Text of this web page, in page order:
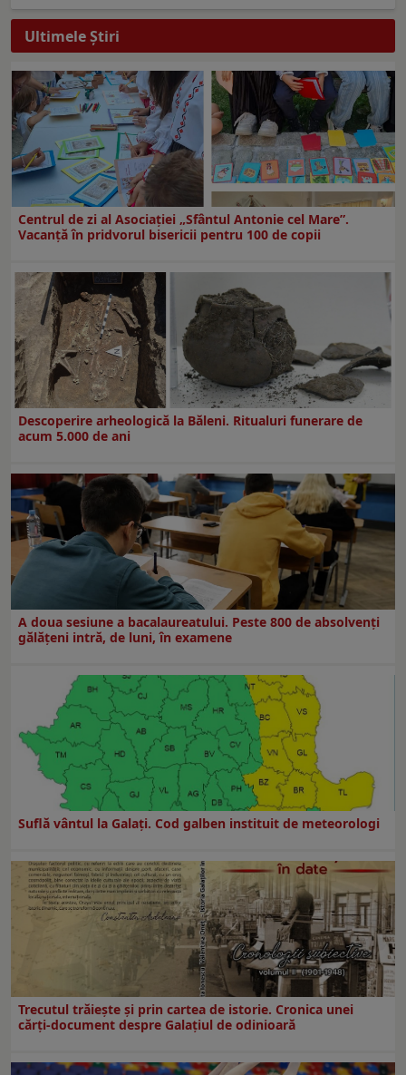
Ultimele Ştiri
Centrul de zi al Asociației „Sfântul Antonie cel Mare”.
Vacanță în pridvorul bisericii pentru 100 de copii
Descoperire arheologică la Băleni. Ritualuri funerare de
acum 5.000 de ani
A doua sesiune a bacalaureatului. Peste 800 de absolvenţi
gălăţeni intră, de luni, în examene
Suflă vântul la Galaţi. Cod galben instituit de meteorologi
Trecutul trăiește și prin cartea de istorie. Cronica unei
cărți-document despre Galațiul de odinioară